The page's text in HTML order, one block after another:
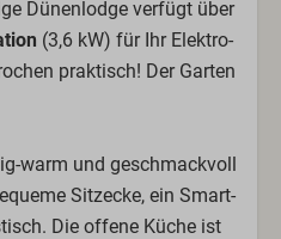
Dünenlodge verfügt über
(3,6 kW) für Ihr Elektro-
praktisch! Der Garten
warm und geschmackvoll
Sitzecke, ein Smart-
Die offene Küche ist